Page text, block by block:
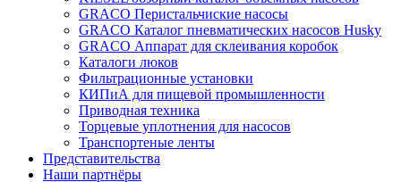
GRACO Перистальчиские насосы
GRACO Каталог пневматических насосов Husky
GRACO Аппарат для склеивания коробок
Каталоги люков
Фильтрационные установки
КИПиА для пищевой промышленности
Приводная техника
Торцевые уплотнения для насосов
Транспортеные ленты
Представительства
Наши партнёры